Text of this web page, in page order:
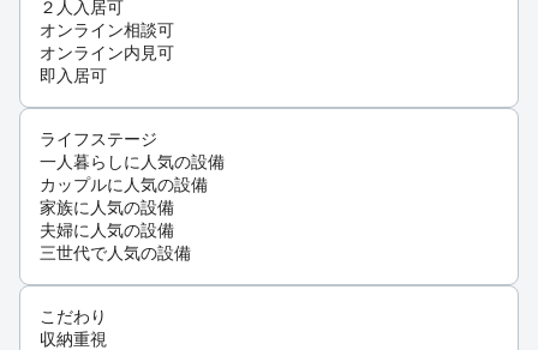
２人入居可
オンライン相談可
オンライン内見可
即入居可
ライフステージ
一人暮らしに人気の設備
カップルに人気の設備
家族に人気の設備
夫婦に人気の設備
三世代で人気の設備
こだわり
収納重視